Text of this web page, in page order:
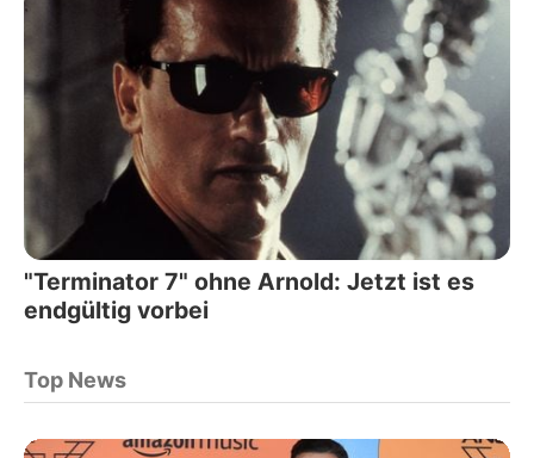
"Terminator 7" ohne Arnold: Jetzt ist es
endgültig vorbei
Top News